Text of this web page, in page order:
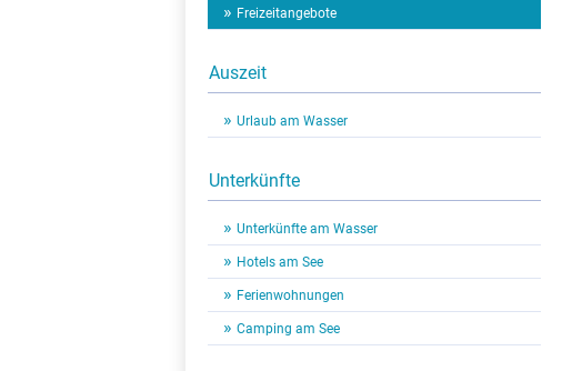
Freizeitangebote
Auszeit
Urlaub am Wasser
Unterkünfte
Unterkünfte am Wasser
Hotels am See
Ferienwohnungen
Camping am See